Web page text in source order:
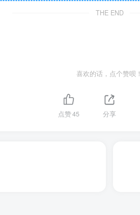
THE END
喜欢的话，点个赞呗！
点赞45 分享